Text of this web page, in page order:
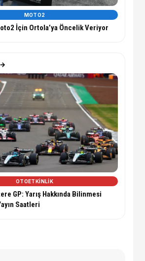
MOTO2
İçin Ortola’ya Öncelik Veriyor
OTOETKINLIK
GP: Yarış Hakkında Bilinmesi
Saatleri